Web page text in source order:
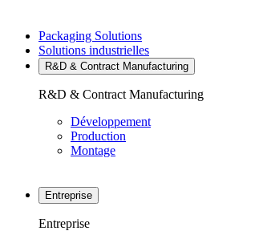
Packaging Solutions
Solutions industrielles
R&D & Contract Manufacturing
R&D & Contract Manufacturing
Développement
Production
Montage
Entreprise
Entreprise